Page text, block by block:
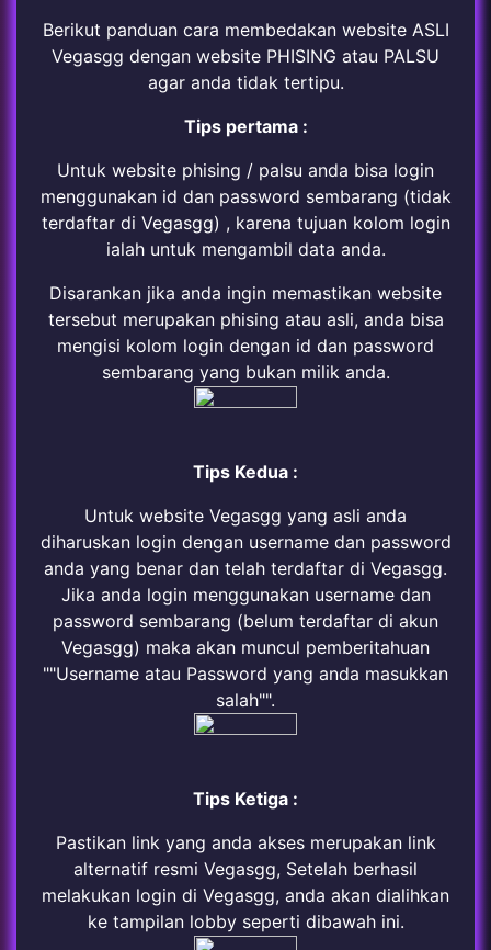
Berikut panduan cara membedakan website ASLI
Vegasgg dengan website PHISING atau PALSU
agar anda tidak tertipu.
Tips pertama :
Untuk website phising / palsu anda bisa login
menggunakan id dan password sembarang (tidak
terdaftar di Vegasgg) , karena tujuan kolom login
ialah untuk mengambil data anda.
Disarankan jika anda ingin memastikan website
tersebut merupakan phising atau asli, anda bisa
mengisi kolom login dengan id dan password
sembarang yang bukan milik anda.
Tips Kedua :
Untuk website Vegasgg yang asli anda
diharuskan login dengan username dan password
anda yang benar dan telah terdaftar di Vegasgg.
Jika anda login menggunakan username dan
password sembarang (belum terdaftar di akun
Vegasgg) maka akan muncul pemberitahuan
""Username atau Password yang anda masukkan
salah"".
Tips Ketiga :
Pastikan link yang anda akses merupakan link
alternatif resmi Vegasgg, Setelah berhasil
melakukan login di Vegasgg, anda akan dialihkan
ke tampilan lobby seperti dibawah ini.